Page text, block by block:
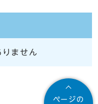
りません
ページの